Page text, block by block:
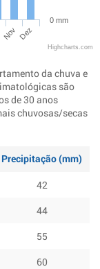
Nov Dez
0 mm
Highcharts.com
da chuva e
são
de 30 anos
chuvosas/secas
Precipitação (mm)
42
44
55
60